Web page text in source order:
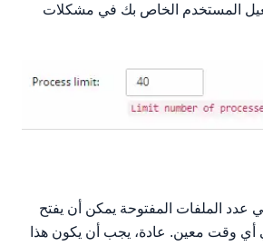
المستخدم الخاص بك في مشكلات
عدد الملفات المفتوحة يمكن أن يفتح
وقت معين. عادة، يجب أن يكون هذا